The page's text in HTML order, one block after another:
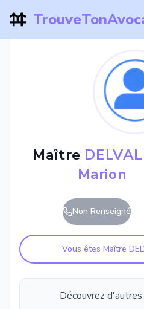
Maître
Marion
Non Renseigné
Vous êtes Maître
Découvrez